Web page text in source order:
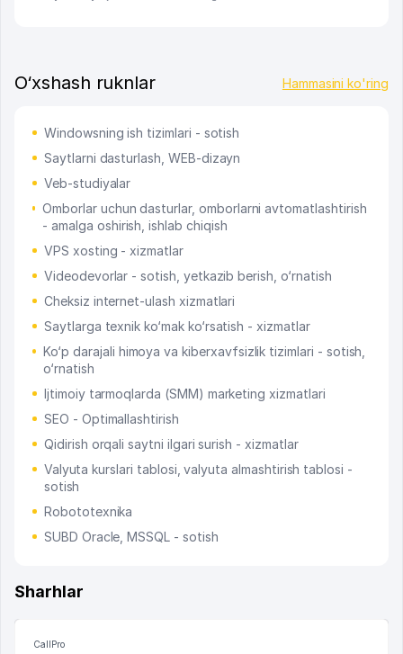
O‘xshash ruknlar Hammasini ko'ring
Windowsning ish tizimlari - sotish
Saytlarni dasturlash, WEB-dizayn
Veb-studiyalar
Omborlar uchun dasturlar, omborlarni avtomatlashtirish
- amalga oshirish, ishlab chiqish
VPS xosting - xizmatlar
Videodevorlar - sotish, yetkazib berish, o‘rnatish
Cheksiz internet-ulash xizmatlari
Saytlarga texnik ko‘mak ko‘rsatish - xizmatlar
Ko‘p darajali himoya va kiberxavfsizlik tizimlari - sotish,
o‘rnatish
Ijtimoiy tarmoqlarda (SMM) marketing xizmatlari
SEO - Optimallashtirish
Qidirish orqali saytni ilgari surish - xizmatlar
Valyuta kurslari tablosi, valyuta almashtirish tablosi -
sotish
Robototexnika
SUBD Oracle, MSSQL - sotish
Sharhlar
CallPro